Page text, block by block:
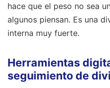
hace que el peso no sea
algunos piensan. Es una
interna muy fuerte.
Herramientas
seguimiento de